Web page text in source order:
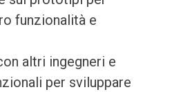
funzionalità e
altri ingegneri e
per sviluppare